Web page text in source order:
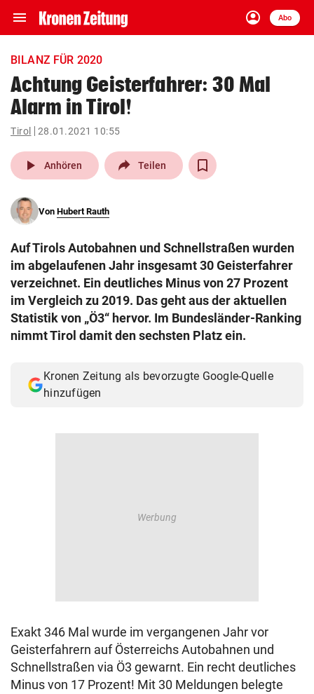
menu Navigation
ein-/ausklappen
account_circle
Anmelden
Abo
close Schließen
account_circle Anmelden
pin_drop
Wien arrow_right
search
eingeben
© Krone Multimedia GmbH & Co KG 2026
Muthgasse 2, 1190 Wien
BILANZ FÜR 2020
Achtung Geisterfahrer: 30 Mal
Alarm in Tirol!
Tirol 28.01.2021 10:55
play_arrow Anhören Teilen
Von Hubert Rauth
Auf Tirols Autobahnen und Schnellstraßen wurden
im abgelaufenen Jahr insgesamt 30 Geisterfahrer
verzeichnet. Ein deutliches Minus von 27 Prozent
im Vergleich zu 2019. Das geht aus der aktuellen
Statistik von „Ö3“ hervor. Im Bundesländer-Ranking
nimmt Tirol damit den sechsten Platz ein.
Kronen Zeitung als bevorzugte Google-Quelle
hinzufügen
Exakt 346 Mal wurde im vergangenen Jahr vor
Geisterfahrern auf Österreichs Autobahnen und
Schnellstraßen via Ö3 gewarnt. Ein recht deutliches
Minus von 17 Prozent! Mit 30 Meldungen belegte